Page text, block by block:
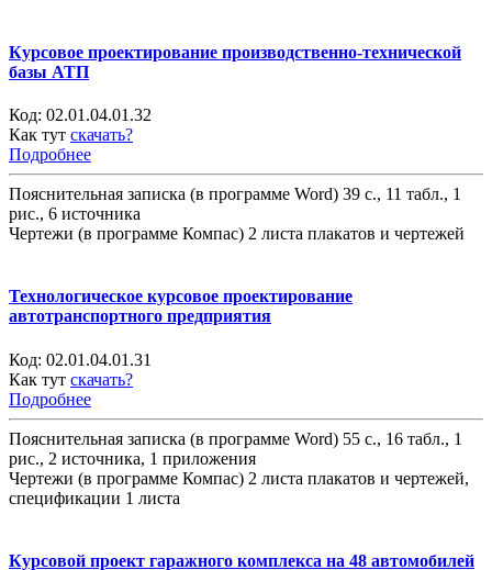
Курсовое проектирование производственно-технической
базы АТП
Код: 02.01.04.01.32
Как тут скачать?
Подробнее
Пояснительная записка (в программе Word) 39 с., 11 табл., 1
рис., 6 источника
Чертежи (в программе Компас) 2 листа плакатов и чертежей
Технологическое курсовое проектирование
автотранспортного предприятия
Код: 02.01.04.01.31
Как тут скачать?
Подробнее
Пояснительная записка (в программе Word) 55 с., 16 табл., 1
рис., 2 источника, 1 приложения
Чертежи (в программе Компас) 2 листа плакатов и чертежей,
спецификации 1 листа
Курсовой проект гаражного комплекса на 48 автомобилей